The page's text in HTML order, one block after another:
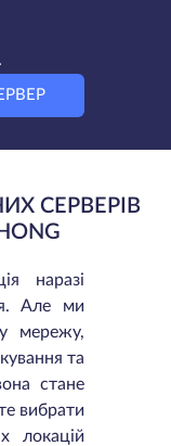
СЕРВЕРІВ
наразі
Але ми
мережу,
та
стане
вибрати
локацій